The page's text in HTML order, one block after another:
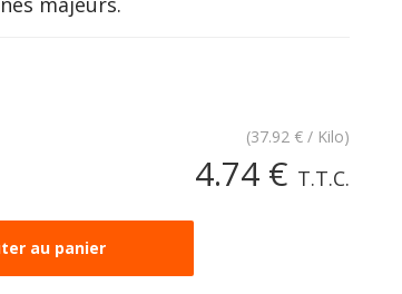
(37.92 € / Kilo)
4.74 € T.T.C.